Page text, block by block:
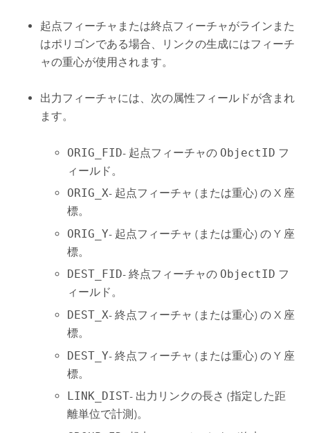
起点フィーチャまたは終点フィーチャがラインまた
はポリゴンである場合、リンクの生成にはフィーチ
ャの重心が使用されます。
出力フィーチャには、次の属性フィールドが含まれ
ます。
ORIG_FID- 起点フィーチャの ObjectID フ
ィールド。
ORIG_X- 起点フィーチャ (または重心) の X 座
標。
ORIG_Y- 起点フィーチャ (または重心) の Y 座
標。
DEST_FID- 終点フィーチャの ObjectID フ
ィールド。
DEST_X- 終点フィーチャ (または重心) の X 座
標。
DEST_Y- 終点フィーチャ (または重心) の Y 座
標。
LINK_DIST- 出力リンクの長さ (指定した距
離単位で計測)。